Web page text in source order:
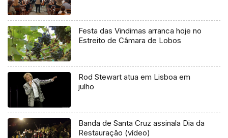
Festa das Vindimas arranca hoje no
Estreito de Câmara de Lobos
Rod Stewart atua em Lisboa em
julho
Banda de Santa Cruz assinala Dia da
Restauração (vídeo)